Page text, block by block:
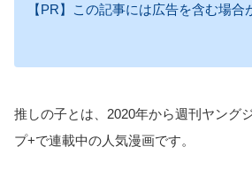
【PR】この記事には広告を含む場合
推しの子とは、2020年から週刊ヤング
プ+で連載中の人気漫画です。